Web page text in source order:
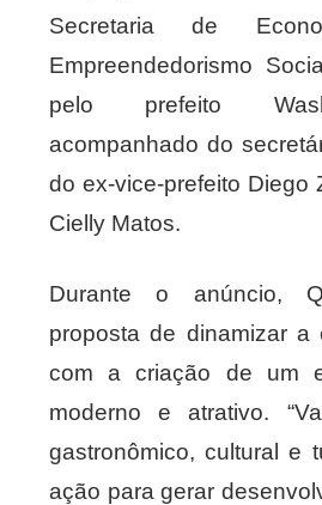
Secretaria de
Empreendedorismo
pelo prefeito
acompanhado do
do ex-vice-prefeito Diego
Cielly Matos.
Durante o anúncio,
proposta de dinamizar a
com a criação de um
moderno e atrativo.
gastronômico, cultural e
ação para gerar